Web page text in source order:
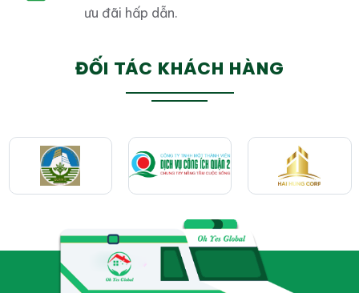
ưu đãi hấp dẫn.
ĐỐI TÁC KHÁCH HÀNG